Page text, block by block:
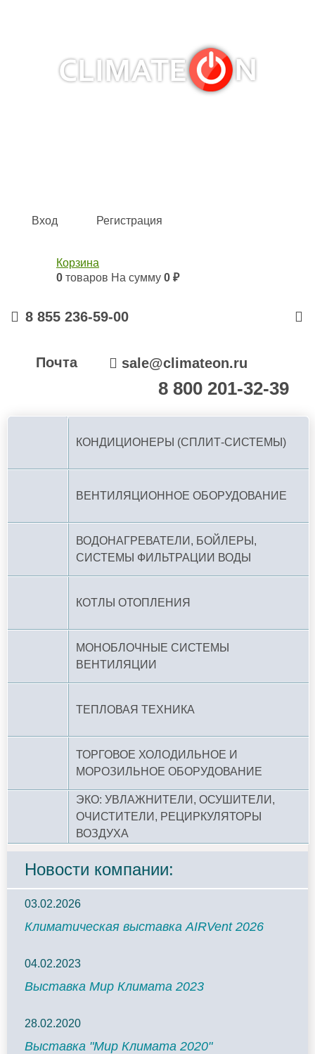
Вход Регистрация
Корзина
0 товаров На сумму 0 ₽
8 855 236-59-00
Почта sale@climateon.ru
8 800 201-32-39
КОНДИЦИОНЕРЫ (СПЛИТ-СИСТЕМЫ)
ВЕНТИЛЯЦИОННОЕ ОБОРУДОВАНИЕ
ВОДОНАГРЕВАТЕЛИ, БОЙЛЕРЫ,
СИСТЕМЫ ФИЛЬТРАЦИИ ВОДЫ
КОТЛЫ ОТОПЛЕНИЯ
МОНОБЛОЧНЫЕ СИСТЕМЫ
ВЕНТИЛЯЦИИ
ТЕПЛОВАЯ ТЕХНИКА
ТОРГОВОЕ ХОЛОДИЛЬНОЕ И
МОРОЗИЛЬНОЕ ОБОРУДОВАНИЕ
ЭКО: УВЛАЖНИТЕЛИ, ОСУШИТЕЛИ,
ОЧИСТИТЕЛИ, РЕЦИРКУЛЯТОРЫ
ВОЗДУХА
Новости компании:
03.02.2026
Климатическая выставка AIRVent 2026
04.02.2023
Выставка Мир Климата 2023
28.02.2020
Выставка "Мир Климата 2020"